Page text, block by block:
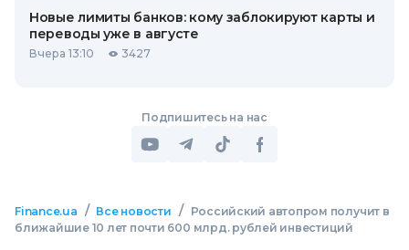
Новые лимиты банков: кому заблокируют карты и
переводы уже в августе
Вчера 13:10 3427
Подпишитесь на нас
Finance.ua / Все новости /
Российский автопром получит в
ближайшие 10 лет почти 600 млрд. рублей инвестиций